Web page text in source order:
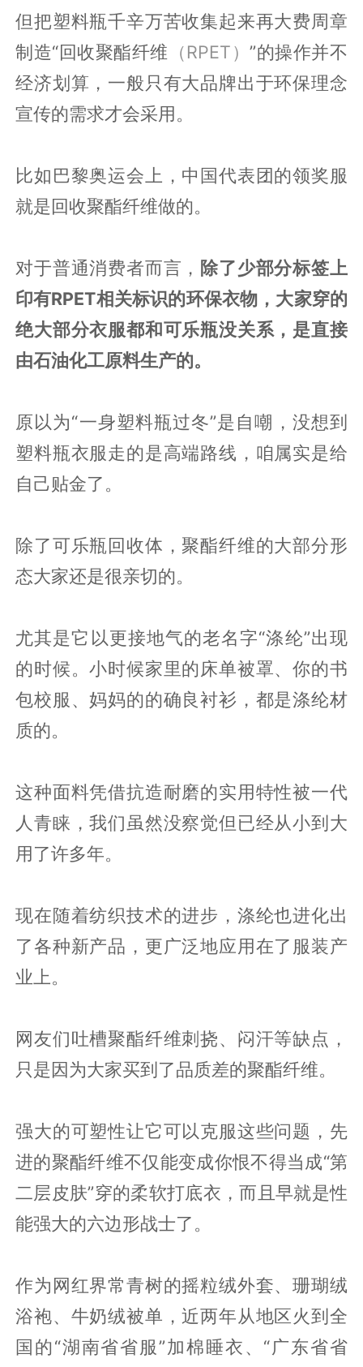
但把塑料瓶千辛万苦收集起来再大费周章
制造“回收聚酯纤维 （RPET）”的操作并不
经济划算，一般只有大品牌出于环保理念
宣传的需求才会采用。
比如巴黎奥运会上，中国代表团的领奖服
就是回收聚酯纤维做的。
对于普通消费者而言， 除了少部分标签上
印有RPET相关标识的环保衣物，大家穿的
绝大部分衣服都和可乐瓶没关系，是直接
由石油化工原料生产的。
原以为“一身塑料瓶过冬”是自嘲，没想到
塑料瓶衣服走的是高端路线，咱属实是给
自己贴金了。
除了可乐瓶回收体，聚酯纤维的大部分形
态大家还是很亲切的。
尤其是它以更接地气的老名字“涤纶”出现
的时候。小时候家里的床单被罩、你的书
包校服、妈妈的的确良衬衫，都是涤纶材
质的。
这种面料凭借抗造耐磨的实用特性被一代
人青睐，我们虽然没察觉但已经从小到大
用了许多年。
现在随着纺织技术的进步，涤纶也进化出
了各种新产品，更广泛地应用在了服装产
业上。
网友们吐槽聚酯纤维刺挠、闷汗等缺点，
只是因为大家买到了品质差的聚酯纤维。
强大的可塑性让它可以克服这些问题，先
进的聚酯纤维不仅能变成你恨不得当成“第
二层皮肤”穿的柔软打底衣，而且早就是性
能强大的六边形战士了。
作为网红界常青树的摇粒绒外套、珊瑚绒
浴袍、牛奶绒被单，近两年从地区火到全
国的“湖南省省服”加棉睡衣、“广东省省